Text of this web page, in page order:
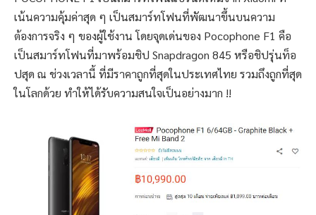
เน้นความคุ้มค่าสุด ๆ เป็นสมาร์ทโฟนที่พัฒนาขึ้นบนความ
ต้องการจริง ๆ ของผู้ใช้งาน โดยจุดเด่นของ Pocophone F1 คือ
เป็นสมาร์ทโฟนที่มาพร้อมชิป Snapdragon 845 หรือชิปรุ่นท็อ
ปสุด ณ ช่วงเวลานี้ ที่มีราคาถูกที่สุดในประเทศไทย รวมถึงถูกที่สุด
ในโลกด้วย ทำให้ได้รับความสนใจเป็นอย่างมาก !!